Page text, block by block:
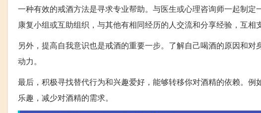
一种有效的戒酒方法是寻求专业帮助。与医生或心理咨询师一起制
康复小组或互助组织，与其他有相同经历的人交流和分享经验，互相
另外，提高自我意识也是戒酒的重要一步。了解自己喝酒的原因和
动力。
最后，积极寻找替代行为和兴趣爱好，能够转移你对酒精的依赖。
乐趣，减少对酒精的需求。